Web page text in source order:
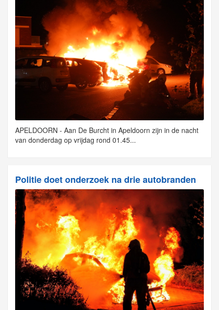
APELDOORN - Aan De Burcht in Apeldoorn zijn in de nacht
van donderdag op vrijdag rond 01.45...
Politie doet onderzoek na drie autobranden